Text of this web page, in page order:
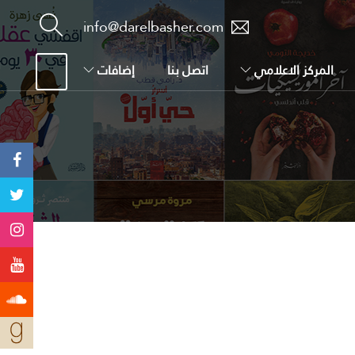
info@darelbasher.com
المركز الاعلامي اتصل بنا إضافات